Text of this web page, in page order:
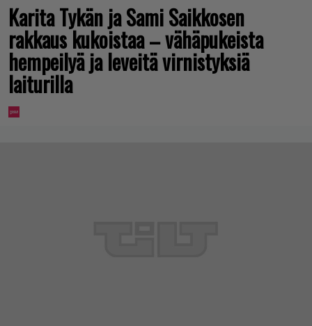
Karita Tykän ja Sami Saikkosen
rakkaus kukoistaa – vähäpukeista
hempeilyä ja leveitä virnistyksiä
laiturilla